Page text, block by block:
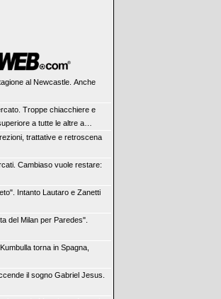
al Newcastle. Anche
Troppe chiacchiere e
a tutte le altre a
un "problema". Milan-
trattative e retroscena
Cambiaso vuole restare:
Intanto Lautaro e Zanetti
del Milan per Paredes".
torna in Spagna,
il sogno Gabriel Jesus.